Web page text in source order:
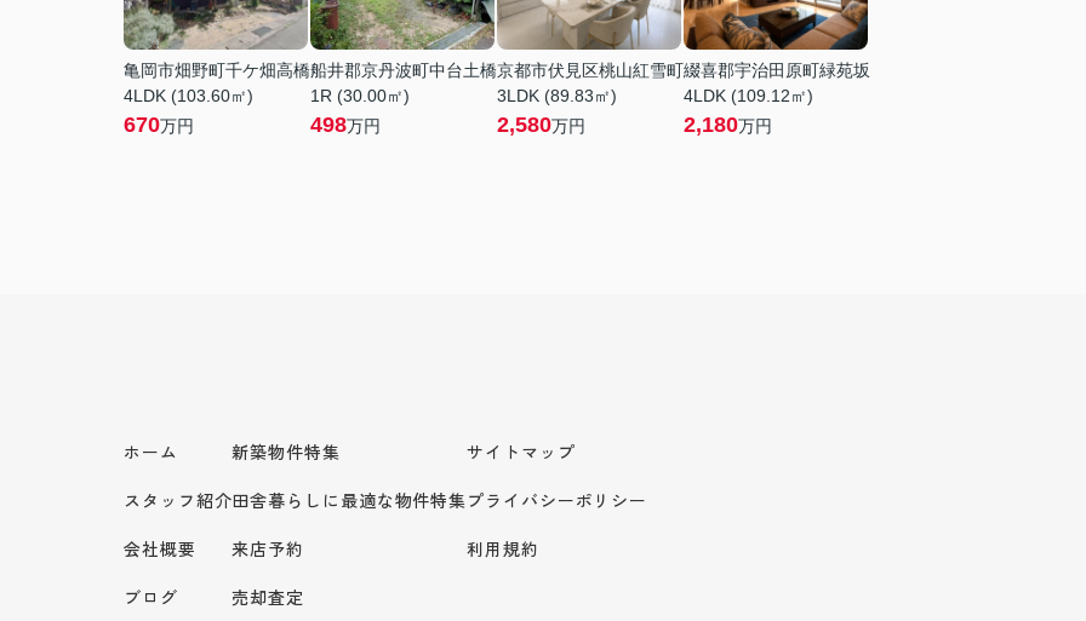
亀岡市畑野町千ケ畑高橋
4LDK (103.60㎡)
670万円
船井郡京丹波町中台土橋
1R (30.00㎡)
498万円
京都市伏見区桃山紅雪町
3LDK (89.83㎡)
2,580万円
綴喜郡宇治田原町緑苑坂
4LDK (109.12㎡)
2,180万円
ホーム
スタッフ紹介
会社概要
ブログ
新築物件特集
田舎暮らしに最適な物件特集
来店予約
売却査定
サイトマップ
プライバシーポリシー
利用規約